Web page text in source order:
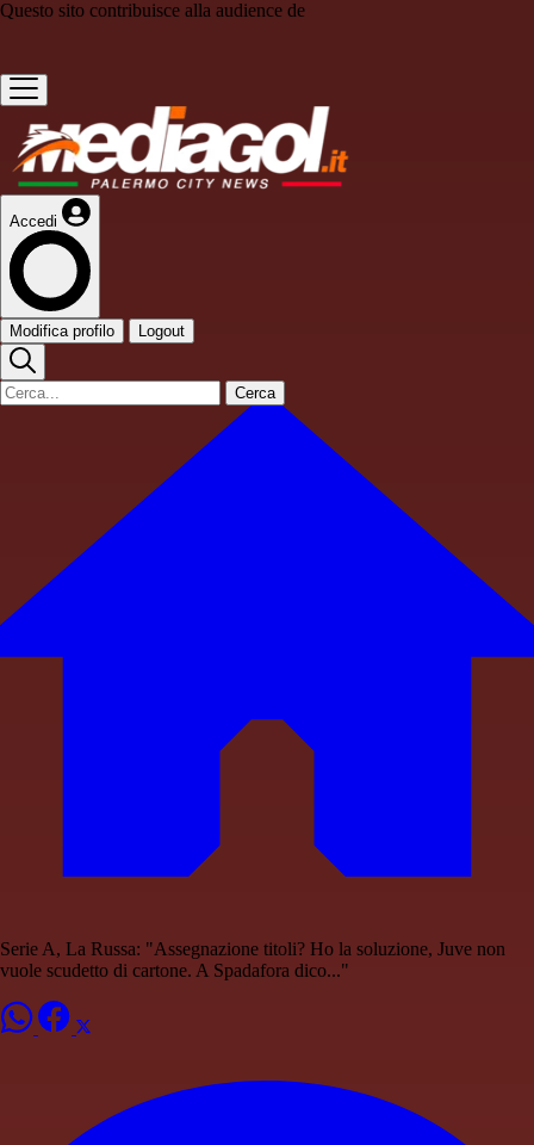
Questo sito contribuisce alla audience de
Accedi
Modifica profilo Logout
Cerca
Serie A, La Russa: "Assegnazione titoli? Ho la soluzione, Juve non
vuole scudetto di cartone. A Spadafora dico..."